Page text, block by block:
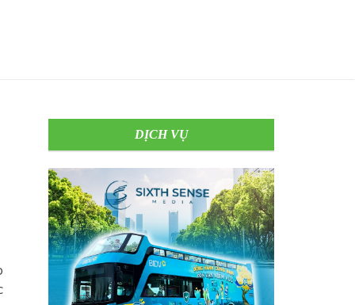
DỊCH VỤ